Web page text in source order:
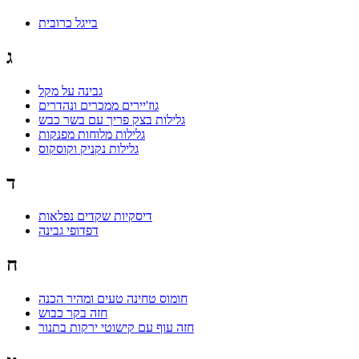
בייגל כרובית
ג
גבינה על מקל
גוז'יירים ממכרים ונהדרים
גלילות בצק פריך עם בשר כבש
גלילות מלוחות מפנקות
גלילות נקניק וקוסקוס
ד
דיסקיות שקדים נפלאות
דפדופי גבינה
ח
חומוס טחינה טעים ומהיר הכנה
חזה בקר כבוש
חזה עוף עם קישוטי ירקות בתנור